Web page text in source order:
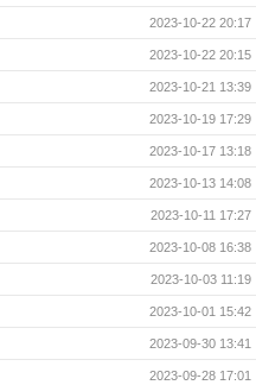
2023-10-22 20:17
2023-10-22 20:15
2023-10-21 13:39
2023-10-19 17:29
2023-10-17 13:18
2023-10-13 14:08
2023-10-11 17:27
2023-10-08 16:38
2023-10-03 11:19
2023-10-01 15:42
2023-09-30 13:41
2023-09-28 17:01